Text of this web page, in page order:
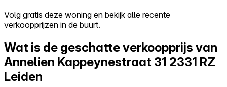
Log in
Probeer Walter gratis
Volg gratis deze woning en bekijk alle recente
verkoopprijzen in de buurt.
Wat is de geschatte verkoopprijs van
Annelien Kappeynestraat 31 2331 RZ
Leiden